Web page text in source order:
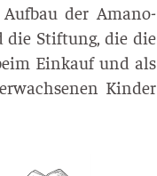
der Ama­no-
die Stif­tung, die die
Ein­kauf und als
Kin­der